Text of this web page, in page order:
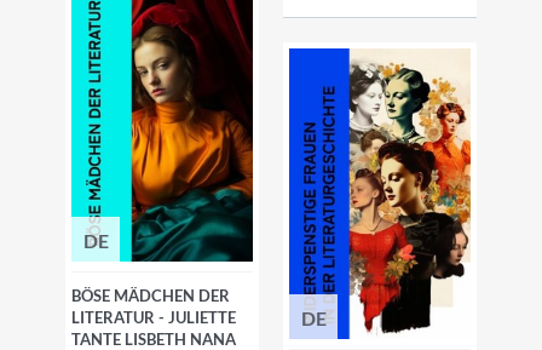
DE
BÖSE MÄDCHEN DER
LITERATUR - JULIETTE
TANTE LISBETH NANA
DE